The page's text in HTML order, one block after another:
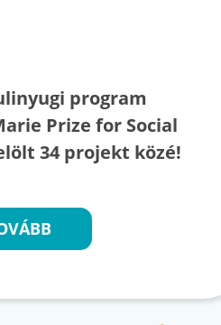
program
Prize for Social
34 projekt közé!